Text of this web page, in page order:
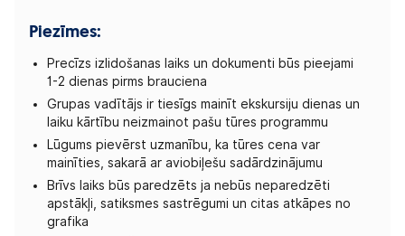
Piezīmes:
Precīzs izlidošanas laiks un dokumenti būs pieejami
1-2 dienas pirms brauciena
Grupas vadītājs ir tiesīgs mainīt ekskursiju dienas un
laiku kārtību neizmainot pašu tūres programmu
Lūgums pievērst uzmanību, ka tūres cena var
mainīties, sakarā ar aviobiļešu sadārdzinājumu
Brīvs laiks būs paredzēts ja nebūs neparedzēti
apstākļi, satiksmes sastrēgumi un citas atkāpes no
grafika